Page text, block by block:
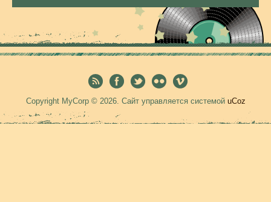
Copyright MyCorp © 2026. Сайт управляется системой uCoz